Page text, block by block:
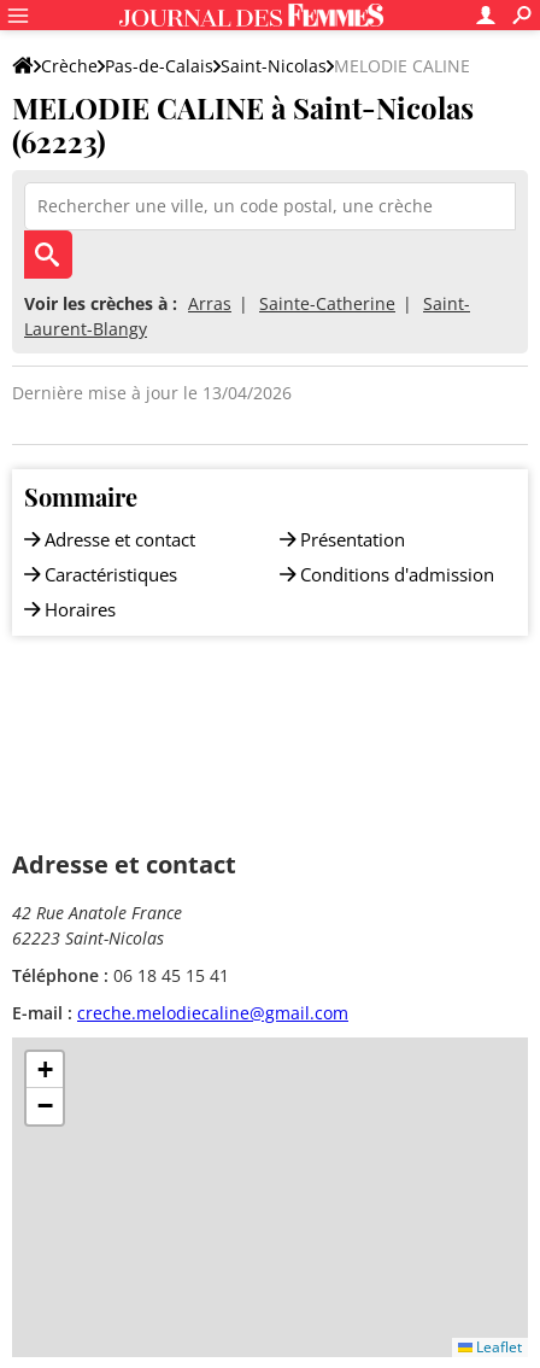
Crèche Pas-de-Calais Saint-Nicolas MELODIE CALINE
MELODIE CALINE à Saint-Nicolas
(62223)
Voir les crèches à : Arras Sainte-Catherine
Saint-
Laurent-Blangy
Dernière mise à jour le 13/04/2026
Sommaire
Adresse et contact
Caractéristiques
Horaires
Présentation
Conditions d'admission
Adresse et contact
42 Rue Anatole France
62223 Saint-Nicolas
Téléphone : 06 18 45 15 41
E-mail : creche.melodiecaline@gmail.com
+
−
Leaflet